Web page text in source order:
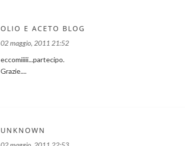
OLIO E ACETO BLOG
02 maggio, 2011 21:52
eccomiiiii...partecipo.
Grazie....
UNKNOWN